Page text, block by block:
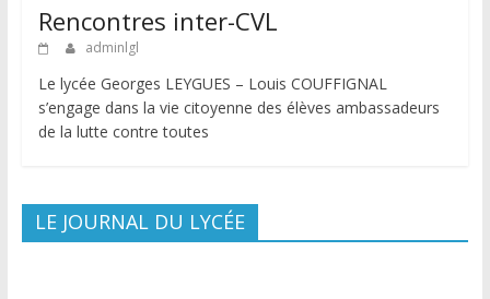
Rencontres inter-CVL
adminlgl
Le lycée Georges LEYGUES – Louis COUFFIGNAL
s’engage dans la vie citoyenne des élèves ambassadeurs
de la lutte contre toutes
LE JOURNAL DU LYCÉE